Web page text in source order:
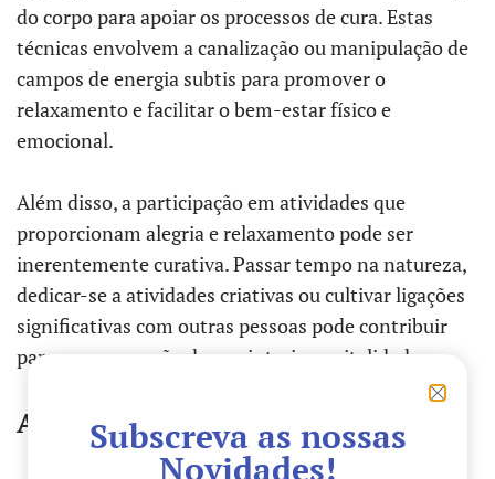
do corpo para apoiar os processos de cura. Estas
técnicas envolvem a canalização ou manipulação de
campos de energia subtis para promover o
relaxamento e facilitar o bem-estar físico e
emocional.
Além disso, a participação em atividades que
proporcionam alegria e relaxamento pode ser
inerentemente curativa. Passar tempo na natureza,
dedicar-se a atividades criativas ou cultivar ligações
significativas com outras pessoas pode contribuir
para uma sensação de paz interior e vitalidade.
Abraçar a auto-cura
Subscreva as nossas
Novidades!